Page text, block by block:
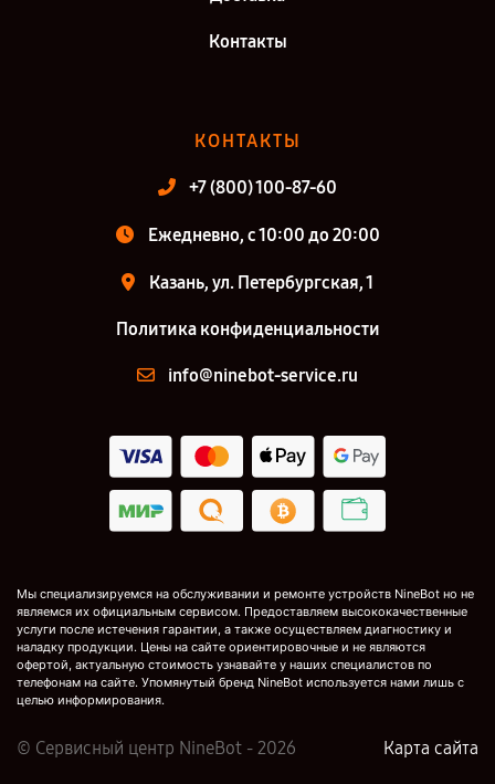
Контакты
КОНТАКТЫ
+7 (800) 100-87-60
Ежедневно, с 10:00 до 20:00
Казань, ул. Петербургская, 1
Политика конфиденциальности
info@ninebot-service.ru
Мы специализируемся на обслуживании и ремонте устройств NineBot но не
являемся их официальным сервисом. Предоставляем высококачественные
услуги после истечения гарантии, а также осуществляем диагностику и
наладку продукции. Цены на сайте ориентировочные и не являются
офертой, актуальную стоимость узнавайте у наших специалистов по
телефонам на сайте. Упомянутый бренд NineBot используется нами лишь с
целью информирования.
© Сервисный центр NineBot - 2026 Карта сайта